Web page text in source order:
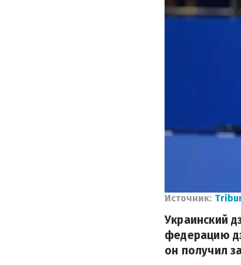
Источник:
Украинский
федерацию
он получил